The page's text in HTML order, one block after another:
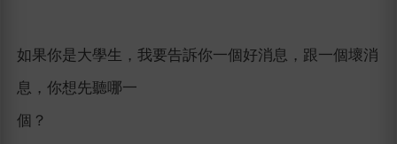
如果你是大學生，我要告訴你一個好消息，跟一個壞消
息，你想先聽哪一
個？